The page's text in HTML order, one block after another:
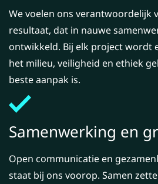
We voelen ons verantwoordelijk
resultaat, dat in nauwe
ontwikkeld. Bij elk project wordt
het milieu, veiligheid en ethiek
beste aanpak is.
Samenwerking en
Open communicatie en
staat bij ons voorop. Samen